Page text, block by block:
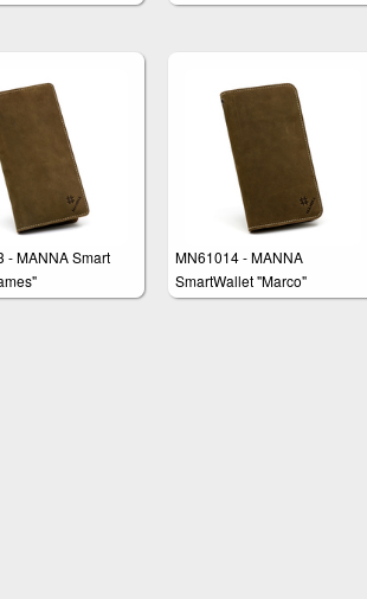
- MANNA Smart
MN61014 - MANNA
SmartWallet "Marco"
Displaydiagonale bis 5,2"